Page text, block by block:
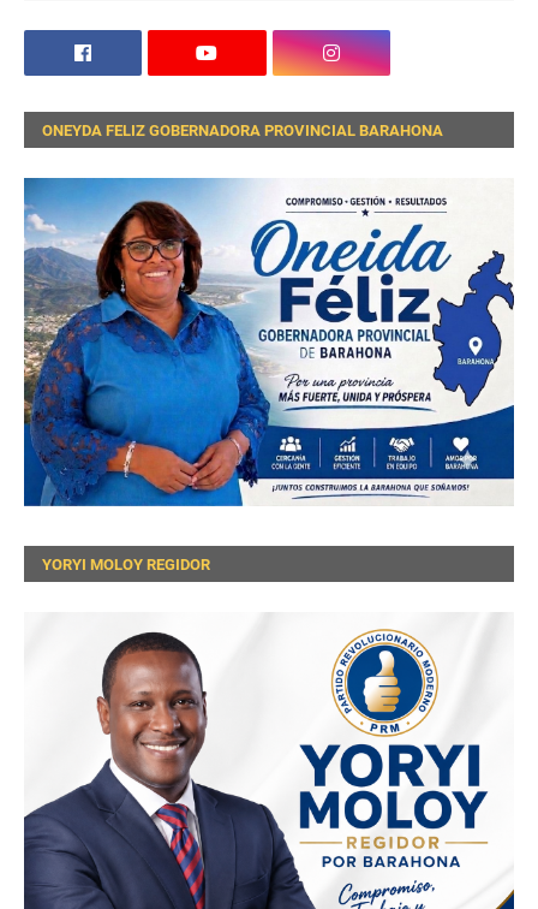
ONEYDA FELIZ GOBERNADORA PROVINCIAL BARAHONA
YORYI MOLOY REGIDOR